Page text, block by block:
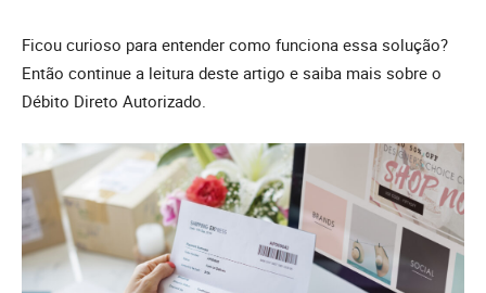
Ficou curioso para entender como funciona essa solução?
Então continue a leitura deste artigo e saiba mais sobre o
Débito Direto Autorizado.